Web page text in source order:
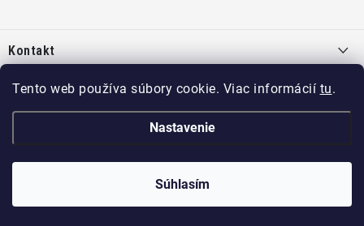
Tento web používa súbory cookie. Viac informácií tu.
Nastavenie
Súhlasím
pKontakt
info @ kcshop.sk
+421 918 725 111
Kategórie
O nás
KCshop.sk. Všetky práva vyhradené.